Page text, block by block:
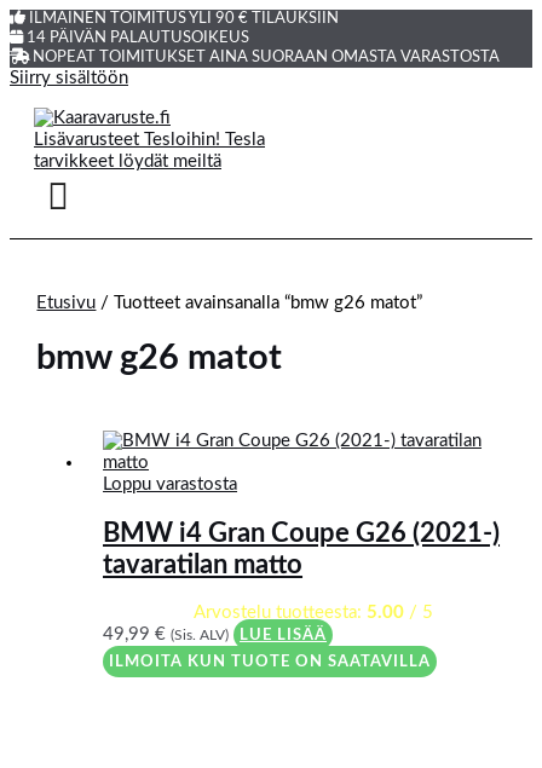
ILMAINEN TOIMITUS YLI 90 € TILAUKSIIN
14 PÄIVÄN PALAUTUSOIKEUS
NOPEAT TOIMITUKSET AINA SUORAAN OMASTA VARASTOSTA
Siirry sisältöön
Etusivu / Tuotteet avainsanalla “bmw g26 matot”
bmw g26 matot
Loppu varastosta
BMW i4 Gran Coupe G26 (2021-)
tavaratilan matto
Arvostelu tuotteesta: 5.00/ 5
49,99€ (Sis. ALV)
LUE LISÄÄ
ILMOITA KUN TUOTE ON SAATAVILLA